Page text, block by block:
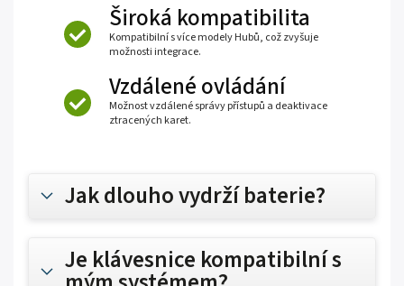
Široká kompatibilita
Kompatibilní s více modely Hubů, což zvyšuje
možnosti integrace.
Vzdálené ovládání
Možnost vzdálené správy přístupů a deaktivace
ztracených karet.
Jak dlouho vydrží baterie?
Je klávesnice kompatibilní s